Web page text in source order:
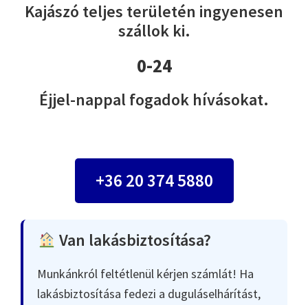
Kajászó teljes területén ingyenesen
szállok ki.
0-24
Éjjel-nappal fogadok hívásokat.
+36 20 374 5880
Van lakásbiztosítása?
Munkánkról feltétlenül kérjen számlát! Ha
lakásbiztosítása fedezi a duguláselhárítást,